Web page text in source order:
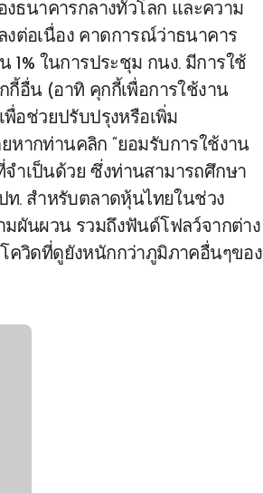
ธนาคารกลางทั่วโลก และความ
ต่อเนื่อง คาดการณ์ว่าธนาคาร
1% ในการประชุม กนง. มีการใช้
กี้อื่น (อาทิ คุกกี้เพื่อการใช้งาน
พื่อช่วยปรับปรุงหรือเพิ่ม
หากท่านคลิก “ยอมรับการใช้งาน
ำเป็นด้วย ซึ่งท่านสามารถศึกษา
ท. สำหรับตลาดหุ้นไทยในช่วง
มผันผวน รวมถึงฟันด์โฟลว์จากต่าง
ควิดที่ดูยังหนักกว่าภูมิภาคอื่นๆของ